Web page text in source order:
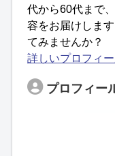
代から60代まで
容をお届けしま
てみませんか？
詳しいプロフィ
プロフィー